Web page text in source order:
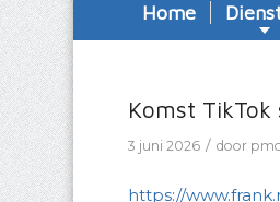
Home
Komst TikTok
3 juni 2026 / door
https://